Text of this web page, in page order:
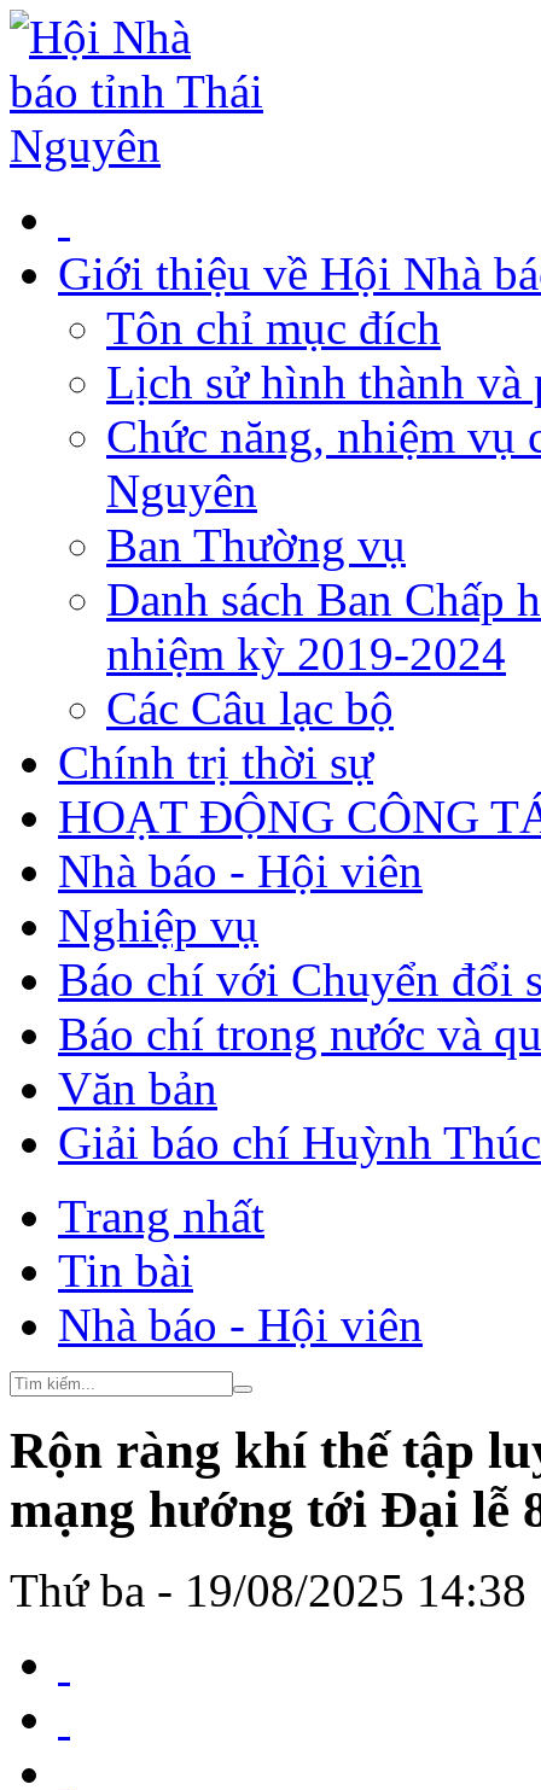
Giới thiệu về Hội Nhà
Tôn chỉ mục đích
Lịch sử hình thành và
Chức năng, nhiệm vụ
Nguyên
Ban Thường vụ
Danh sách Ban Chấp
nhiệm kỳ 2019-2024
Các Câu lạc bộ
Chính trị thời sự
HOẠT ĐỘNG CÔNG
Nhà báo - Hội viên
Nghiệp vụ
Báo chí với Chuyển đổi
Báo chí trong nước và
Văn bản
Giải báo chí Huỳnh
Trang nhất
Tin bài
Nhà báo - Hội viên
Rộn ràng khí thế tập
mạng hướng tới Đại lễ
Thứ ba - 19/08/2025 14:38